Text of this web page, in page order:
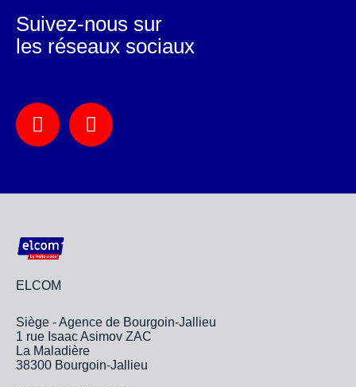
ELCOM
Siège - Agence de Bourgoin-Jallieu
1 rue Isaac Asimov ZAC
La Maladière
38300 Bourgoin-Jallieu
Suivez-nous sur
les réseaux sociaux